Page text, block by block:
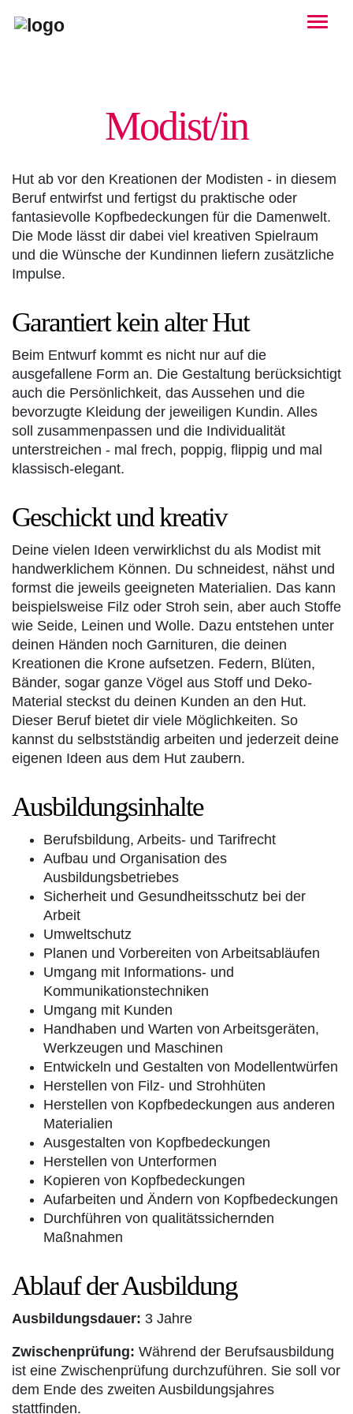
Modist/in
Hut ab vor den Kreationen der Modisten - in diesem
Beruf entwirfst und fertigst du praktische oder
fantasievolle Kopfbedeckungen für die Damenwelt.
Die Mode lässt dir dabei viel kreativen Spielraum
und die Wünsche der Kundinnen liefern zusätzliche
Impulse.
Garantiert kein alter Hut
Beim Entwurf kommt es nicht nur auf die
ausgefallene Form an. Die Gestaltung berücksichtigt
auch die Persönlichkeit, das Aussehen und die
bevorzugte Kleidung der jeweiligen Kundin. Alles
soll zusammenpassen und die Individualität
unterstreichen - mal frech, poppig, flippig und mal
klassisch-elegant.
Geschickt und kreativ
Deine vielen Ideen verwirklichst du als Modist mit
handwerklichem Können. Du schneidest, nähst und
formst die jeweils geeigneten Materialien. Das kann
beispielsweise Filz oder Stroh sein, aber auch Stoffe
wie Seide, Leinen und Wolle. Dazu entstehen unter
deinen Händen noch Garnituren, die deinen
Kreationen die Krone aufsetzen. Federn, Blüten,
Bänder, sogar ganze Vögel aus Stoff und Deko-
Material steckst du deinen Kunden an den Hut.
Dieser Beruf bietet dir viele Möglichkeiten. So
kannst du selbstständig arbeiten und jederzeit deine
eigenen Ideen aus dem Hut zaubern.
Ausbildungsinhalte
Berufsbildung, Arbeits- und Tarifrecht
Aufbau und Organisation des
Ausbildungsbetriebes
Sicherheit und Gesundheitsschutz bei der
Arbeit
Umweltschutz
Planen und Vorbereiten von Arbeitsabläufen
Umgang mit Informations- und
Kommunikationstechniken
Umgang mit Kunden
Handhaben und Warten von Arbeitsgeräten,
Werkzeugen und Maschinen
Entwickeln und Gestalten von Modellentwürfen
Herstellen von Filz- und Strohhüten
Herstellen von Kopfbedeckungen aus anderen
Materialien
Ausgestalten von Kopfbedeckungen
Herstellen von Unterformen
Kopieren von Kopfbedeckungen
Aufarbeiten und Ändern von Kopfbedeckungen
Durchführen von qualitätssichernden
Maßnahmen
Ablauf der Ausbildung
Ausbildungsdauer: 3 Jahre
Zwischenprüfung: Während der Berufsausbildung
ist eine Zwischenprüfung durchzuführen. Sie soll vor
dem Ende des zweiten Ausbildungsjahres
stattfinden.